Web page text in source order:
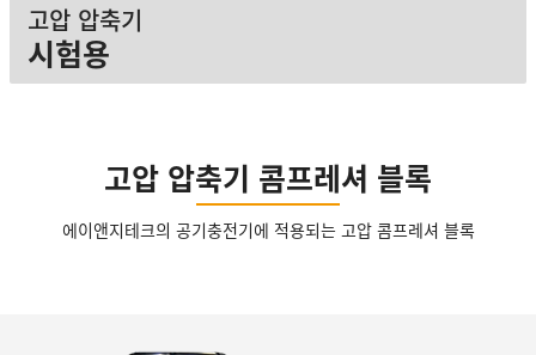
고압 압축기
시험용
고압 압축기 콤프레셔 블록
에이앤지테크의 공기충전기에 적용되는 고압 콤프레셔 블록